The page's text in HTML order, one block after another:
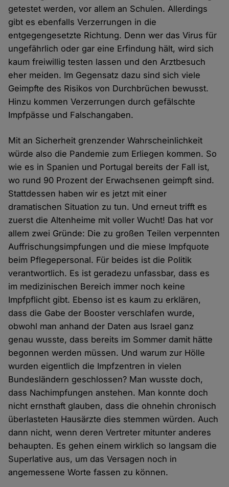
getestet werden, vor allem an Schulen. Allerdings
gibt es ebenfalls Verzerrungen in die
entgegengesetzte Richtung. Denn wer das Virus für
ungefährlich oder gar eine Erfindung hält, wird sich
kaum freiwillig testen lassen und den Arztbesuch
eher meiden. Im Gegensatz dazu sind sich viele
Geimpfte des Risikos von Durchbrüchen bewusst.
Hinzu kommen Verzerrungen durch gefälschte
Impfpässe und Falschangaben.
Mit an Sicherheit grenzender Wahrscheinlichkeit
würde also die Pandemie zum Erliegen kommen. So
wie es in Spanien und Portugal bereits der Fall ist,
wo rund 90 Prozent der Erwachsenen geimpft sind.
Stattdessen haben wir es jetzt mit einer
dramatischen Situation zu tun. Und erneut trifft es
zuerst die Altenheime mit voller Wucht! Das hat vor
allem zwei Gründe: Die zu großen Teilen verpennten
Auffrischungsimpfungen und die miese Impfquote
beim Pflegepersonal. Für beides ist die Politik
verantwortlich. Es ist geradezu unfassbar, dass es
im medizinischen Bereich immer noch keine
Impfpflicht gibt. Ebenso ist es kaum zu erklären,
dass die Gabe der Booster verschlafen wurde,
obwohl man anhand der Daten aus Israel ganz
genau wusste, dass bereits im Sommer damit hätte
begonnen werden müssen. Und warum zur Hölle
wurden eigentlich die Impfzentren in vielen
Bundesländern geschlossen? Man wusste doch,
dass Nachimpfungen anstehen. Man konnte doch
nicht ernsthaft glauben, dass die ohnehin chronisch
überlasteten Hausärzte dies stemmen würden. Auch
dann nicht, wenn deren Vertreter mitunter anderes
behaupten. Es gehen einem wirklich so langsam die
Superlative aus, um das Versagen noch in
angemessene Worte fassen zu können.